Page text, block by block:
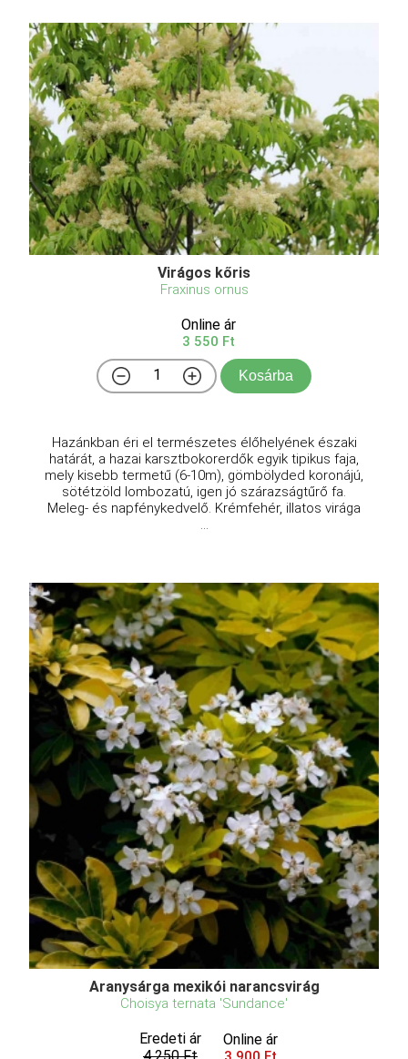
Virágos kőris
Fraxinus ornus
Online ár
3 550 Ft
Kosárba
Hazánkban éri el természetes élőhelyének északi
határát, a hazai karsztbokorerdők egyik tipikus faja,
mely kisebb termetű (6-10m), gömbölyded koronájú,
sötétzöld lombozatú, igen jó szárazságtűrő fa.
Meleg- és napfénykedvelő. Krémfehér, illatos virága
...
Aranysárga mexikói narancsvirág
Choisya ternata 'Sundance'
Eredeti ár
Online ár